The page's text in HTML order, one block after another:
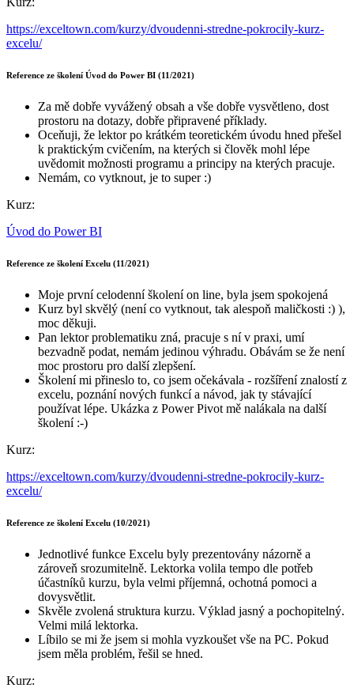
https://exceltown.com/kurzy/dvoudenni-stredne-pokrocily-kurz-
excelu/
Reference ze školení Úvod do Power BI (11/2021)
Za mě dobře vyvážený obsah a vše dobře vysvětleno, dost
prostoru na dotazy, dobře připravené příklady.
Oceňuji, že lektor po krátkém teoretickém úvodu hned přešel
k praktickým cvičením, na kterých si člověk mohl lépe
uvědomit možnosti programu a principy na kterých pracuje.
Nemám, co vytknout, je to super :)
Kurz:
Úvod do Power BI
Reference ze školení Excelu (11/2021)
Moje první celodenní školení on line, byla jsem spokojená
Kurz byl skvělý (není co vytknout, tak alespoň maličkosti :) ),
moc děkuji.
Pan lektor problematiku zná, pracuje s ní v praxi, umí
bezvadně podat, nemám jedinou výhradu. Obávám se že není
moc prostoru pro další zlepšení.
Školení mi přineslo to, co jsem očekávala - rozšíření znalostí z
excelu, poznání nových funkcí a návod, jak ty stávající
používat lépe. Ukázka z Power Pivot mě nalákala na další
školení :-)
Kurz:
https://exceltown.com/kurzy/dvoudenni-stredne-pokrocily-kurz-
excelu/
Reference ze školení Excelu (10/2021)
Jednotlivé funkce Excelu byly prezentovány názorně a
zároveň srozumitelně. Lektorka volila tempo dle potřeb
účastníků kurzu, byla velmi příjemná, ochotná pomoci a
dovysvětlit.
Skvěle zvolená struktura kurzu. Výklad jasný a pochopitelný.
Velmi milá lektorka.
Líbilo se mi že jsem si mohla vyzkoušet vše na PC. Pokud
jsem měla problém, řešil se hned.
Kurz: